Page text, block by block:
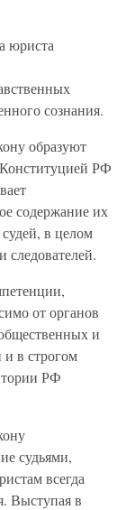
юриста
сознания.
образуют
РФ
содержание их
в целом
следователей.
от органов
и
в строгом
РФ
судьями,
всегда
Выступая в